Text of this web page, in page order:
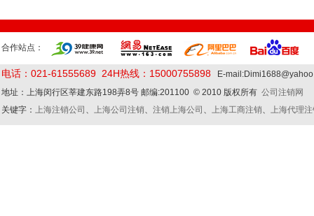
合作站点：
电话：021-61555689 24H热线：15000755898 E-
地址：上海闵行区莘建东路198弄8号 邮编:201100 © 2010 版权所有 公司注销网
关键字： 上海注销公司 、 上海公司注销、 注销上海公司 、 上海工商注销、 上海代理